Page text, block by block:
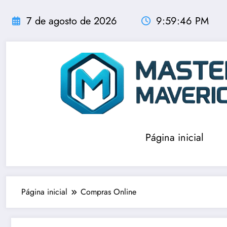
para
conteúdo
7 de agosto de 2026 9:59:46 PM
Página inicial
Página inicial Compras Online